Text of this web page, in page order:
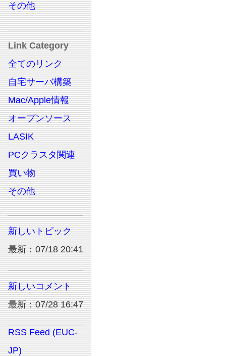
その他
Link Category
全てのリンク
自宅サーバ構築
Mac/Apple情報
オープンソース
LASIK
PCクラスタ関連
買い物
その他
新しいトピック
最新：07/18 20:41
新しいコメント
最新：07/28 16:47
RSS Feed (EUC-
JP)